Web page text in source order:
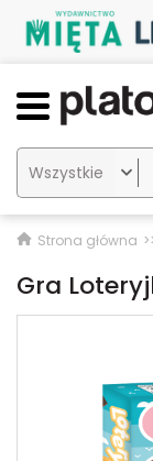

Strona główna
Gra